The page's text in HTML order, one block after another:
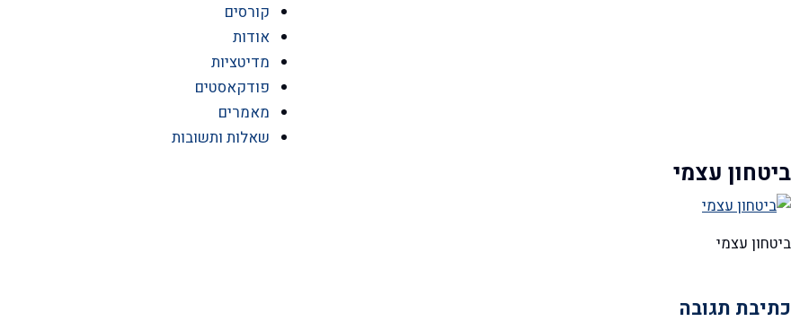
קורסים
אודות
מדיטציות
פודקאסטים
מאמרים
שאלות ותשובות
ביטחון עצמי
ביטחון עצמי
כתיבת תגובה